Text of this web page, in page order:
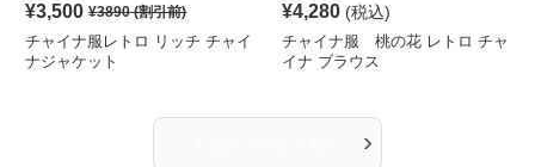
¥3,500 ¥3890(割引前)
チャイナ服レトロ リッチ チャイ
ナジャケット
¥4,280 (税込)
チャイナ服 桃の花 レトロ チャ
イナ ブラウス
›